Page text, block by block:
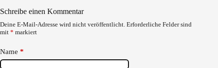
Schreibe einen Kommentar
Deine E-Mail-Adresse wird nicht veröffentlicht. Erforderliche Felder sind
mit * markiert
Name *